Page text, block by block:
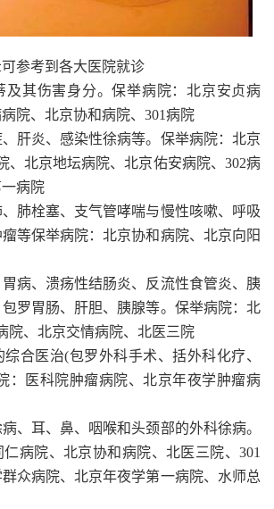
参考到各大医院就诊
及其伤害身分。保举病院：北京安贞病
院、北京协和病院、301病院
肝炎、感染性徐病等。保举病院：北京
、北京地坛病院、北京佑安病院、302病
病院
肺栓塞、支气管哮喘与慢性咳嗽、呼吸
等保举病院：北京协和病院、北京向阳
病、溃疡性结肠炎、反流性食管炎、胰
罗胃肠、肝胆、胰腺等。保举病院：北
院、北京交情病院、北医三院
合医治(包罗外科手术、括外科化疗、
：医科院肿瘤病院、北京年夜学肿瘤病
、耳、鼻、咽喉和头颈部的外科徐病。
病院、北京协和病院、北医三院、301
众病院、北京年夜学第一病院、水师总